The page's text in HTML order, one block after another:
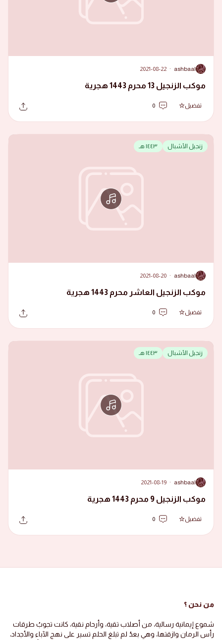
A
ashbaal
·
2021-08-22
موكب الزنجيل 13 محرم 1443 هجرية
تفضيل 0
زنجيل الأشبال ١٤٤٣ هـ
A
ashbaal
·
2021-08-20
موكب الزنجيل العاشر محرم 1443 هجرية
تفضيل 0
زنجيل الأشبال ١٤٤٣ هـ
A
ashbaal
·
2021-08-19
موكب الزنجيل 9 محرم 1443 هجرية
تفضيل 0
من نحن ؟
شموع إيمانية رسالية، من أصلاب تقية، وأرحام نقية، كانت تجوبُ طرقات
رأس الرمان وازقتها، وهي بعدُ لم تبلغ الحلم تسير على نهج الآباء والأجداد،